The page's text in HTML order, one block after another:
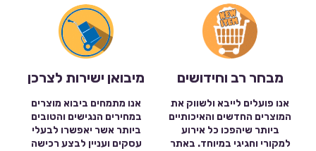
מבחר רב וחידושים
אנו פועלים לייבא ולשווק את
המוצרים החדשים והאיכותיים
ביותר שיהפכו כל אירוע
למקורי וחגיגי במיוחד. באתר
מיבואן ישירות לצרכן
אנו מתמחים ביבוא מוצרים
במחירים הנגישים והטובים
ביותר אשר יאפשרו לבעלי
עסקים ועניין לבצע רכישה